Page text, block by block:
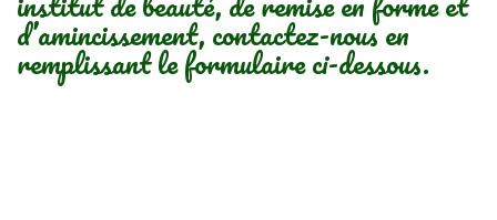
d’amincissement, contactez-nous en
remplissant le formulaire ci-dessous.